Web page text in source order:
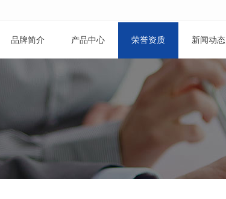
品牌简介 产品中心 荣誉资质 新闻动态